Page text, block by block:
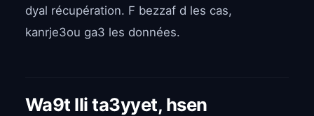
dyal récupération. F bezzaf d les cas,
kanrje3ou ga3 les données.
Wa9t lli ta3yyet, hsen